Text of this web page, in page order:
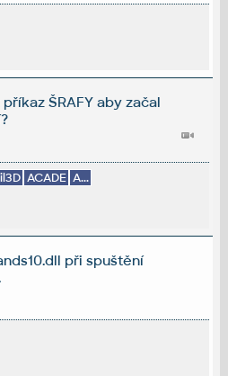
ŠRAFY aby začal
ACADE A...
při spuštění